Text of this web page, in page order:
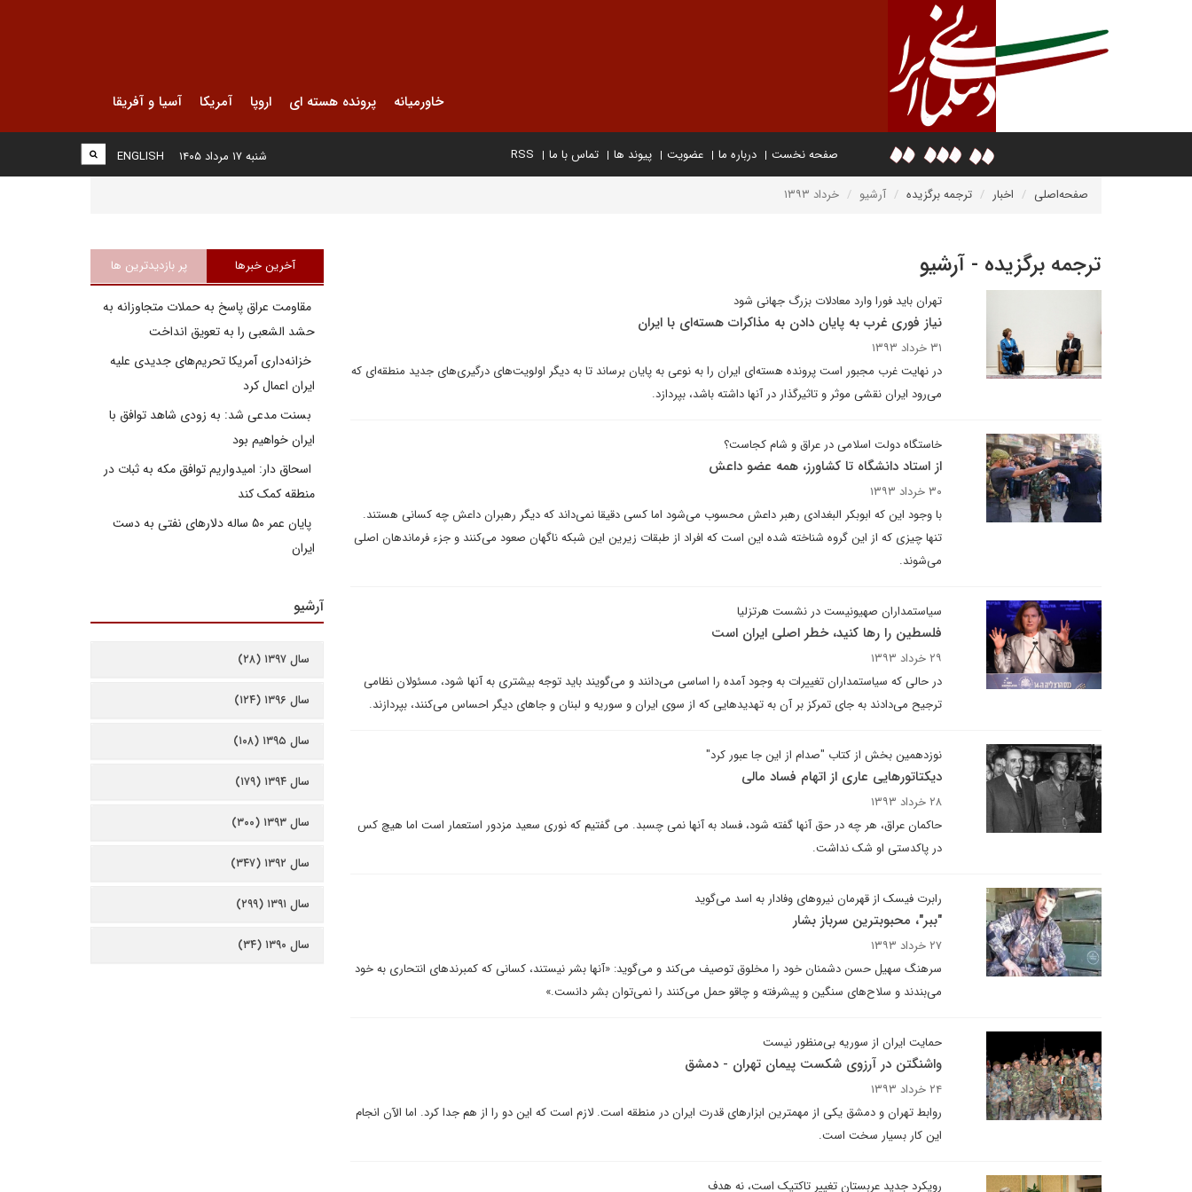
خاورمیانه پرونده هسته ای اروپا آمریکا آسیا و آفریقا
صفحه نخست درباره ما عضویت پیوند ها تماس با ما RSS
ENGLISH شنبه ۱۷ مرداد ۱۴۰۵
صفحه‌اصلی اخبار ترجمه برگزیده آرشیو خرداد ۱۳۹۳
ترجمه برگزیده - آرشیو
تهران باید فورا وارد معادلات بزرگ جهانی شود
نیاز فوری غرب به پایان دادن به مذاکرات هسته‌ای با ایران
۳۱ خرداد ۱۳۹۳
در نهایت غرب مجبور است پرونده هسته‌ای ایران را به نوعی به پایان برساند تا به دیگر اولویت‌های درگیری‌های جدید منطقه‌ای که
می‌رود ایران نقشی موثر و تاثیرگذار در آنها داشته باشد، بپردازد.
خاستگاه دولت اسلامی در عراق و شام کجاست؟
از استاد دانشگاه تا کشاورز، همه عضو داعش
۳۰ خرداد ۱۳۹۳
با وجود این که ابوبکر البغدادی رهبر داعش محسوب می‌شود اما کسی دقیقا نمی‌داند که دیگر رهبران داعش چه کسانی هستند.
تنها چیزی که از این گروه شناخته شده این است که افراد از طبقات زیرین این شبکه ناگهان صعود می‌کنند و جزء فرماندهان اصلی
می‌شوند.
سیاستمداران صهیونیست در نشست هرتزلیا
فلسطین را رها کنید، خطر اصلی ایران است
۲۹ خرداد ۱۳۹۳
در حالی که سیاستمداران تغییرات به وجود آمده را اساسی می‌دانند و می‌گویند باید توجه بیشتری به آنها شود، مسئولان نظامی
ترجیح می‌دادند به جای تمرکز بر آن به تهدیدهایی که از سوی ایران و سوریه و لبنان و جاهای دیگر احساس می‌کنند، بپردازند.
نوزدهمین بخش از کتاب "صدام از این جا عبور کرد"
دیکتاتورهایی عاری از اتهام فساد مالی
۲۸ خرداد ۱۳۹۳
حاکمان عراق، هر چه در حق آنها گفته شود، فساد به آنها نمی چسبد. می گفتیم که نوری سعید مزدور استعمار است اما هیچ کس
در پاکدستی او شک نداشت.
رابرت فیسک از قهرمان نیروهای وفادار به اسد می‌گوید
"ببر"، محبوبترین سرباز بشار
۲۷ خرداد ۱۳۹۳
سرهنگ سهیل حسن دشمنان خود را مخلوق توصیف می‌کند و می‌گوید: «آنها بشر نیستند، کسانی که کمبرندهای انتحاری به خود
می‌بندند و سلاح‌های سنگین و پیشرفته و چاقو حمل می‌کنند را نمی‌توان بشر دانست.»
حمایت ایران از سوریه بی‌منظور نیست
واشنگتن در آرزوی شکست پیمان تهران - دمشق
۲۴ خرداد ۱۳۹۳
روابط تهران و دمشق یکی از مهمترین ابزارهای قدرت ایران در منطقه است. لازم است که این دو را از هم جدا کرد. اما الآن انجام
این کار بسیار سخت است.
رویکرد جدید عربستان تغییر تاکتیک است، نه هدف
آخرین خبرها پر بازدیدترین ها
مقاومت عراق پاسخ به حملات متجاوزانه به
حشد الشعبی را به تعویق انداخت
خزانه‌داری آمریکا تحریم‌های جدیدی علیه
ایران اعمال کرد
بسنت مدعی شد: به زودی شاهد توافق با
ایران خواهیم بود
اسحاق دار: امیدواریم توافق مکه به ثبات در
منطقه کمک کند
پایان عمر ۵۰ ساله دلارهای نفتی به دست
ایران
آرشیو
سال ۱۳۹۷ (۲۸)
سال ۱۳۹۶ (۱۲۴)
سال ۱۳۹۵ (۱۰۸)
سال ۱۳۹۴ (۱۷۹)
سال ۱۳۹۳ (۳۰۰)
سال ۱۳۹۲ (۳۴۷)
سال ۱۳۹۱ (۲۹۹)
سال ۱۳۹۰ (۳۴)